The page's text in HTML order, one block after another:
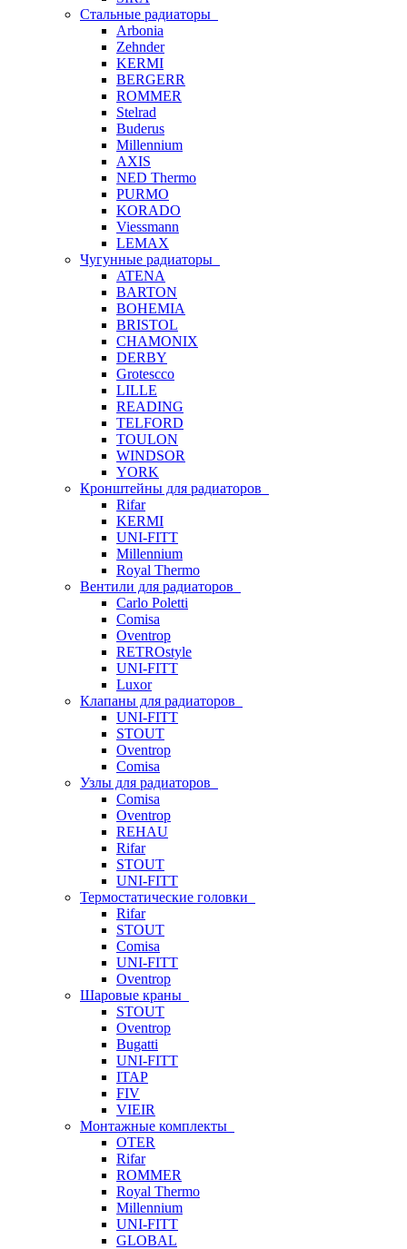
Стальные радиаторы
Arbonia
Zehnder
KERMI
BERGERR
ROMMER
Stelrad
Buderus
Millennium
AXIS
NED Thermo
PURMO
KORADO
Viessmann
LEMAX
Чугунные радиаторы
ATENA
BARTON
BOHEMIA
BRISTOL
CHAMONIX
DERBY
Grotescco
LILLE
READING
TELFORD
TOULON
WINDSOR
YORK
Кронштейны для радиаторов
Rifar
KERMI
UNI-FITT
Millennium
Royal Thermo
Вентили для радиаторов
Carlo Poletti
Comisa
Oventrop
RETROstyle
UNI-FITT
Luxor
Клапаны для радиаторов
UNI-FITT
STOUT
Oventrop
Comisa
Узлы для радиаторов
Comisa
Oventrop
REHAU
Rifar
STOUT
UNI-FITT
Термостатические головки
Rifar
STOUT
Comisa
UNI-FITT
Oventrop
Шаровые краны
STOUT
Oventrop
Bugatti
UNI-FITT
ITAP
FIV
VIEIR
Монтажные комплекты
OTER
Rifar
ROMMER
Royal Thermo
Millennium
UNI-FITT
GLOBAL